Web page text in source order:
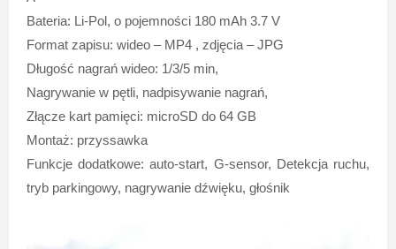
Bateria: Li-Pol, o pojemności 180 mAh 3.7 V
Format zapisu: wideo – MP4 , zdjęcia – JPG
Długość nagrań wideo: 1/3/5 min,
Nagrywanie w pętli, nadpisywanie nagrań,
Złącze kart pamięci: microSD do 64 GB
Montaż: przyssawka
Funkcje dodatkowe: auto-start, G-sensor, Detekcja ruchu,
tryb parkingowy, nagrywanie dźwięku, głośnik